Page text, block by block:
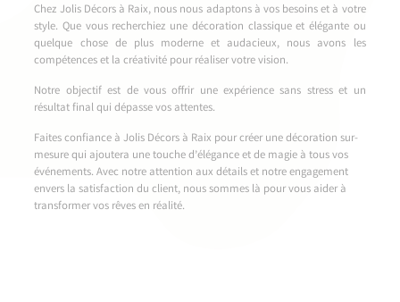
Chez Jolis Décors à Raix, nous nous adaptons à vos besoins et à votre
style. Que vous recherchiez une décoration classique et élégante ou
quelque chose de plus moderne et audacieux, nous avons les
compétences et la créativité pour réaliser votre vision.
Notre objectif est de vous offrir une expérience sans stress et un
résultat final qui dépasse vos attentes.
Faites confiance à Jolis Décors à Raix pour créer une décoration sur-
mesure qui ajoutera une touche d’élégance et de magie à tous vos
événements. Avec notre attention aux détails et notre engagement
envers la satisfaction du client, nous sommes là pour vous aider à
transformer vos rêves en réalité.